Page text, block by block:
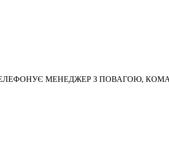
МЕНЕДЖЕР З ПОВАГОЮ,